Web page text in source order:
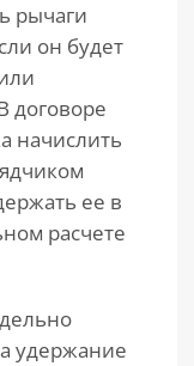
рычаги
он будет
договоре
начислить
ее в
расчете
удержание